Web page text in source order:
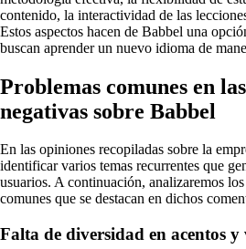
contenido, la interactividad de las
Estos aspectos hacen de Babbel una
buscan aprender un nuevo idioma de
Problemas comunes en
negativas sobre Babbel
En las opiniones recopiladas sobre la
identificar varios temas recurrentes que
usuarios. A continuación, analizaremos
comunes que se destacan en dichos
Falta de diversidad en acentos